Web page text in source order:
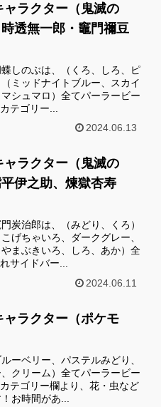
ラクター（鬼滅の
透無一郎・竈門禰󠄀豆
しのぶは、（くろ、しろ、ピ
ミッドナイトブルー、スカイ
シュマロ）全てパーラービー
テゴリー...
2024.06.13
ラクター（鬼滅の
伊之助、煉獄杏寿
炭治郎は、（みどり、くろ）
げちゃいろ、ダークグレー、
まぶきいろ、しろ、あか）全
サイドバー...
2024.06.11
ラクター（ポケモ
ーベリー、パステルみどり、
クリーム）全てパーラービー
テゴリー欄より、花・虫など
お時間があ...